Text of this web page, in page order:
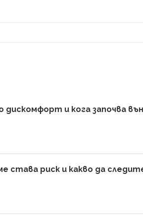
дискомфорт и кога започва
става риск и какво да